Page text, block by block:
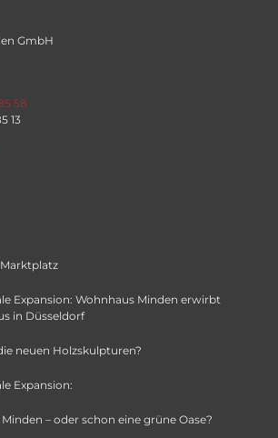
GmbH
58
13
Expansion: Wohnhaus Minden erwirbt
in Düsseldorf
neuen Holzskulpturen?
Expansion:
– oder schon eine grüne Oase?